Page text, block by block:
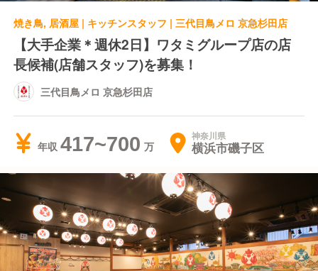
焼き鳥, 居酒屋 | キッチンスタッフ | 三代目鳥メロ 京急杉田店
【大手企業＊週休2日】ワタミグループ店の店
長候補(店舗スタッフ)を募集！
三代目鳥メロ 京急杉田店
年収 417~700 神奈川県
横浜市磯子区